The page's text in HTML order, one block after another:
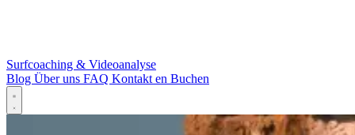
Surfcoaching & Videoanalyse
Blog Über uns FAQ Kontakten Buchen